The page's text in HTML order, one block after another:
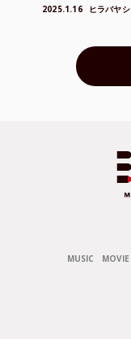
2025.1.16 ヒラバヤシ
MUSIC MOVIE